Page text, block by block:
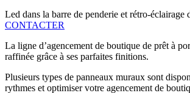
Led dans la barre de penderie et rétro-éclairage
CONTACTER
La ligne d’agencement de boutique de prêt à
raffinée grâce à ses parfaites finitions.
Plusieurs types de panneaux muraux sont
rythmes et optimiser votre agencement de